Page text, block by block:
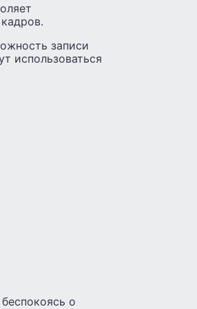
записи
использоваться
о